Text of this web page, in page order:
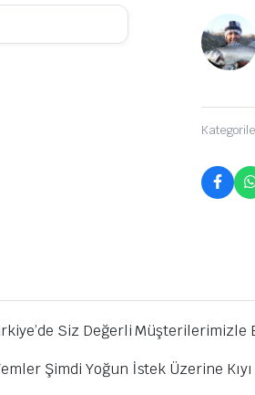
Yem
Siz Değerli Müşterilerimizle
Şimdi Yoğun İstek Üzerine